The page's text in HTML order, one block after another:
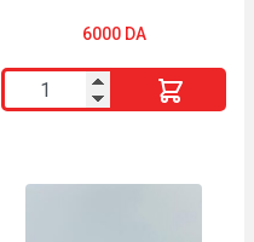
6000 DA
quantité
de
NABIL